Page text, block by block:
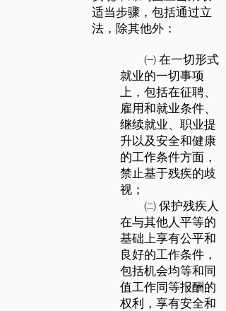
适当步骤，包括通过立
法，除其他外：
㈠ 在一切形式
就业的一切事项
上，包括在征聘、
雇用和就业条件、
继续就业、职业提
升以及安全和健康
的工作条件方面，
禁止基于残疾的歧
视；
㈡ 保护残疾人
在与其他人平等的
基础上享有公平和
良好的工作条件，
包括机会均等和同
值工作同等报酬的
权利，享有安全和